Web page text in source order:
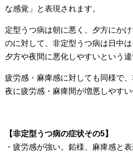
な感覚」と表現されます。
定型うつ病は朝に悪く、夕方にか
のに対して、非定型うつ病は日中は
夕方や夜間に悪化しやすいという違
疲労感・麻痺感に対しても同様で
夜に疲労感・麻痺間が増悪しやすい
【非定型うつ病の症状その5】
・疲労感が強い。鉛様、麻痺感と